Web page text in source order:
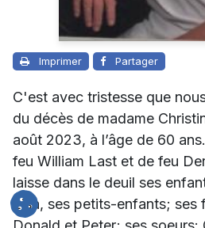
Imprimer Partager
C'est avec tristesse que
du décès de madame
août 2023, à l’âge de 60
feu William Last et de feu
laisse dans le deuil ses
Lisa, ses petits-enfants; ses